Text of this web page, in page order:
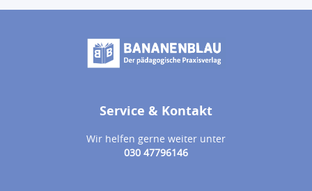
Service & Kontakt
Wir helfen gerne weiter unter
030 47796146